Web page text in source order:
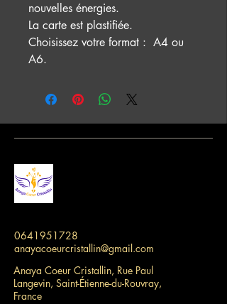
nouvelles énergies.
La carte est plastifiée.
Choisissez votre format : A4 ou
A6.
0641951728
anayacoeurcristallin@gmail.com
Anaya Coeur Cristallin, Rue Paul
Langevin, Saint-Étienne-du-Rouvray,
France